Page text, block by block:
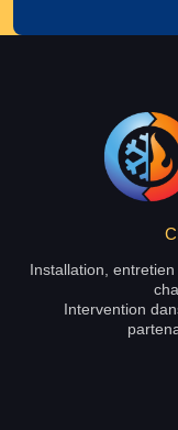
Installation,
Intervention